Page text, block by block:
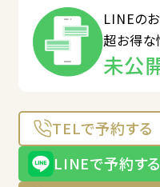
LINEの
超お得
未公
TELで予約する
LINEで予約する